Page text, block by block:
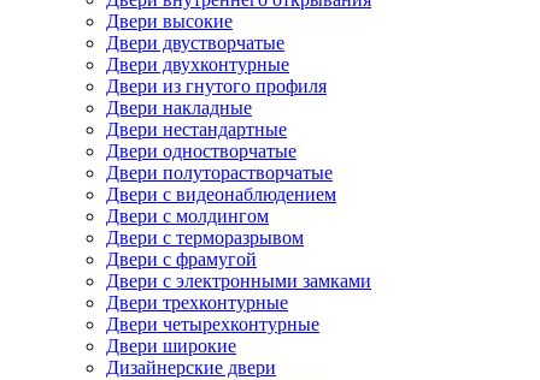
Двери высокие
Двери двустворчатые
Двери двухконтурные
Двери из гнутого профиля
Двери накладные
Двери нестандартные
Двери одностворчатые
Двери полуторастворчатые
Двери с видеонаблюдением
Двери с молдингом
Двери с терморазрывом
Двери с фрамугой
Двери с электронными замками
Двери трехконтурные
Двери четырехконтурные
Двери широкие
Дизайнерские двери